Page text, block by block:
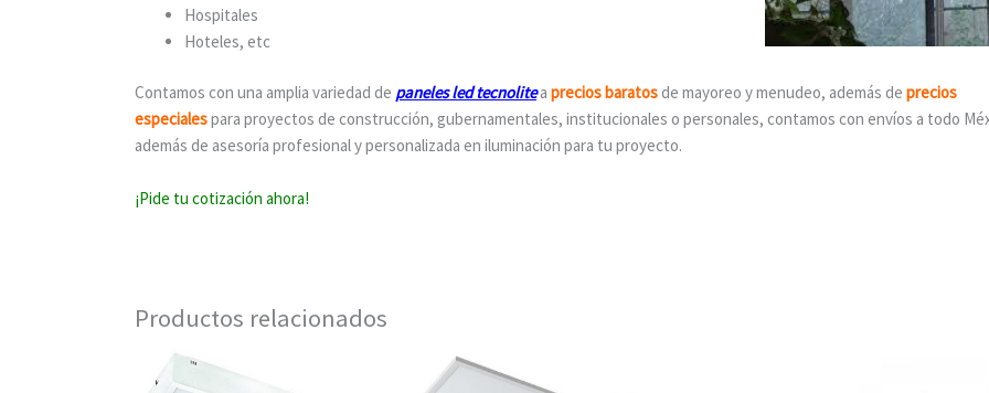
Hospitales
Hoteles, etc
Contamos con una amplia variedad de paneles led tecnoliteaprecios baratosde mayoreo y menudeo, además de precios
especialespara proyectos de construcción, gubernamentales, institucionales o personales, contamos con envíos a todo
además de asesoría profesional y personalizada en iluminación para tu proyecto.
¡Pide tu cotización ahora!
Productos relacionados